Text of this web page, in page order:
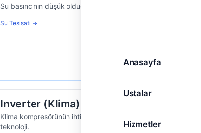
Anasayfa
Ustalar
Hizmetler
Su basıncının düşük olduğu yerlerde basıncı artıran pompa
Su Tesisatı →
Inverter (Klima)
Klima kompresörünün ihtiyaca göre değişken hızda
teknoloji.